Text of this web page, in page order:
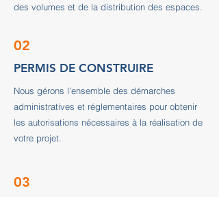
des volumes et de la distribution des espaces.
02
PERMIS DE CONSTRUIRE
Nous gérons l'ensemble des démarches
administratives et réglementaires pour obtenir
les autorisations nécessaires à la réalisation de
votre projet.
03